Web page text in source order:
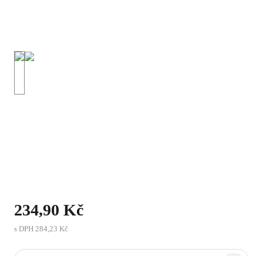
234,90 Kč
s DPH 284,23 Kč